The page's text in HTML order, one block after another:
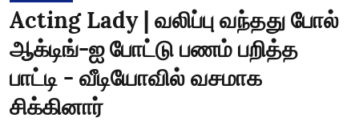
Acting Lady | வலிப்பு வந்தது போல்
ஆக்டிங்-ஐ போட்டு பணம் பறித்த
பாட்டி - வீடியோவில் வசமாக
சிக்கினார்